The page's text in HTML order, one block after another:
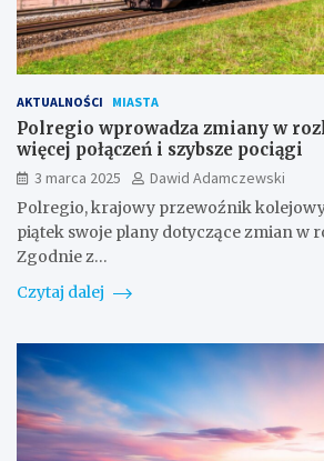
AKTUALNOŚCI MIASTA
Polregio wprowadza zmiany w
więcej połączeń i szybsze pociągi
3 marca 2025
Dawid Adamczewski
Polregio, krajowy przewoźnik
piątek swoje plany dotyczące zmian w
Zgodnie z…
Czytaj dalej